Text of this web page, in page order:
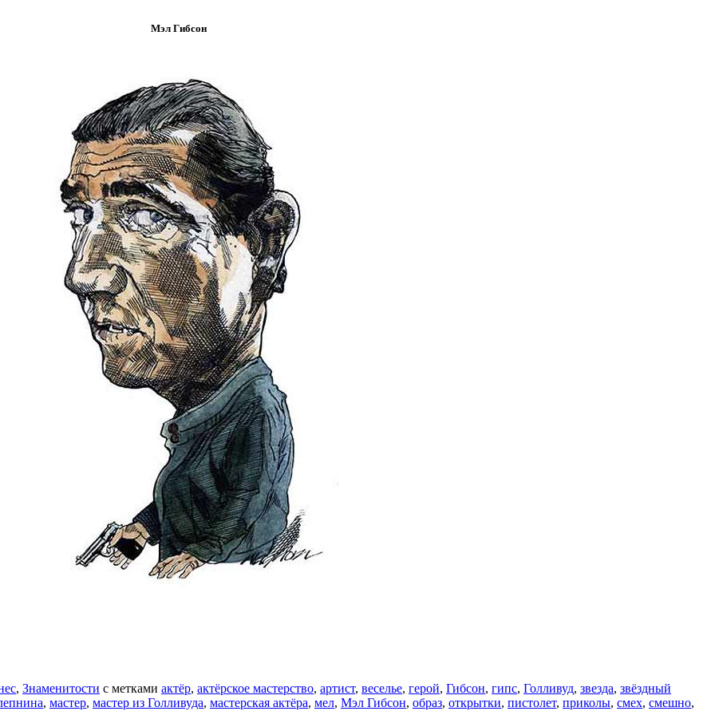
Мэл Гибсон
, Знаменитости с метками актёр, актёрское мастерство, артист, веселье, герой, Гибсон, гипс, Голливуд, звезда, звёздный
, мастер, мастер из Голливуда, мастерская актёра, мел, Мэл Гибсон, образ, открытки, пистолет, приколы, смех, смешно,